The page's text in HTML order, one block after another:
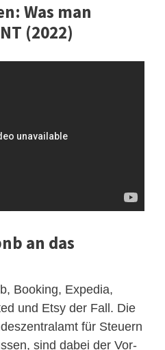
Was man
(2022)
an das
Booking, Expedia,
und Etsy der Fall. Die
für Steuern
sind dabei der Vor-